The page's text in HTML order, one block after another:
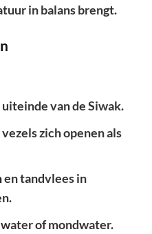
in balans brengt.
van de Siwak.
zich openen als
en tandvlees in
of mondwater.